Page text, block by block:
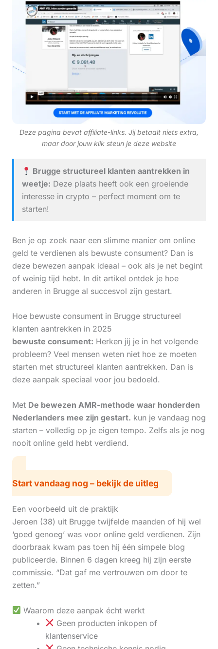
Deze pagina bevat affiliate-links. Jij betaalt niets extra,
maar door jouw klik steun je deze website
Brugge structureel klanten aantrekken in
weetje: Deze plaats heeft ook een groeiende
interesse in crypto – perfect moment om te
starten!
Ben je op zoek naar een slimme manier om online
geld te verdienen als bewuste consument? Dan is
deze bewezen aanpak ideaal – ook als je net begint
of weinig tijd hebt. In dit artikel ontdek je hoe
anderen in Brugge al succesvol zijn gestart.
Hoe bewuste consument in Brugge structureel
klanten aantrekken in 2025
bewuste consument: Herken jij je in het volgende
probleem? Veel mensen weten niet hoe ze moeten
starten met structureel klanten aantrekken. Dan is
deze aanpak speciaal voor jou bedoeld.
Met De bewezen AMR-methode waar honderden
Nederlanders mee zijn gestart. kun je vandaag nog
starten – volledig op je eigen tempo. Zelfs als je nog
nooit online geld hebt verdiend.
Start vandaag nog – bekijk de uitleg
Een voorbeeld uit de praktijk
Jeroen (38) uit Brugge twijfelde maanden of hij wel
‘goed genoeg’ was voor online geld verdienen. Zijn
doorbraak kwam pas toen hij één simpele blog
publiceerde. Binnen 6 dagen kreeg hij zijn eerste
commissie. “Dat gaf me vertrouwen om door te
zetten.”
Waarom deze aanpak écht werkt
Geen producten inkopen of
klantenservice